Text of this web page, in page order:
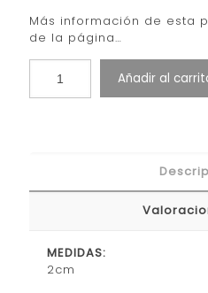
Más información de esta
de la página…
Añadir al
MEDIDAS:
2cm